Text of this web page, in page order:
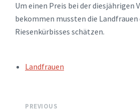
Um einen Preis bei der diesjährigen
bekommen mussten die Landfrauen
Riesenkürbisses schätzen.
TAGS:Landfrauen
PREVIOUS